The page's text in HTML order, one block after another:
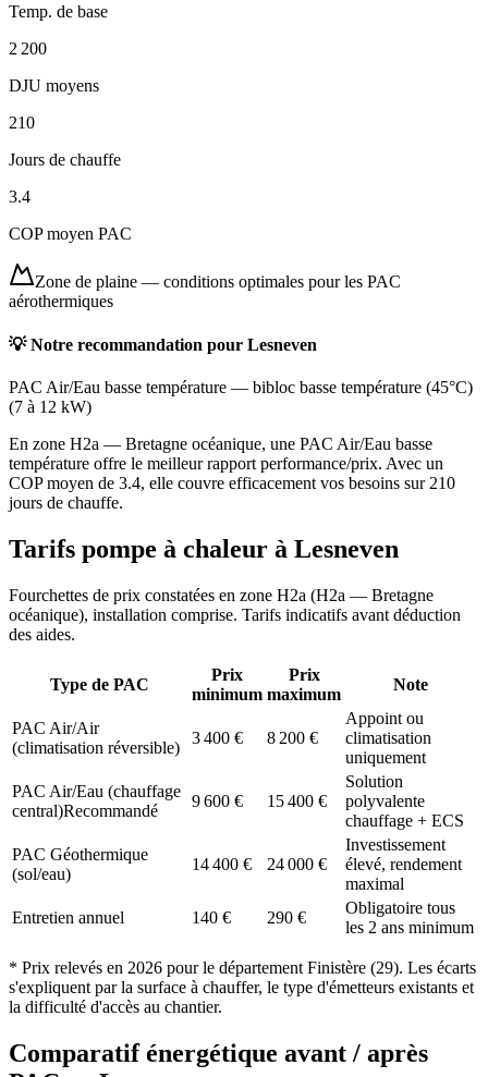
Temp. de base
2 200
DJU moyens
210
Jours de chauffe
3.4
COP moyen PAC
Zone de plaine — conditions optimales pour les PAC
aérothermiques
💡 Notre recommandation pour Lesneven
PAC Air/Eau basse température — bibloc basse température (45°C)
(7 à 12 kW)
En zone H2a — Bretagne océanique, une PAC Air/Eau basse
température offre le meilleur rapport performance/prix. Avec un
COP moyen de 3.4, elle couvre efficacement vos besoins sur 210
jours de chauffe.
Tarifs pompe à chaleur à Lesneven
Fourchettes de prix constatées en zone H2a (H2a — Bretagne
océanique), installation comprise. Tarifs indicatifs avant déduction
des aides.
Type de PAC
Prix
minimum
Prix
maximum
Note
PAC Air/Air
(climatisation réversible)
3 400 € 8 200 €
Appoint ou
climatisation
uniquement
PAC Air/Eau (chauffage
central)Recommandé
9 600 € 15 400 €
Solution
polyvalente
chauffage + ECS
PAC Géothermique
(sol/eau)
14 400 € 24 000 €
Investissement
élevé, rendement
maximal
Entretien annuel
140 € 290 €
Obligatoire tous
les 2 ans minimum
* Prix relevés en 2026 pour le département Finistère (29). Les écarts
s'expliquent par la surface à chauffer, le type d'émetteurs existants et
la difficulté d'accès au chantier.
Comparatif énergétique avant / après